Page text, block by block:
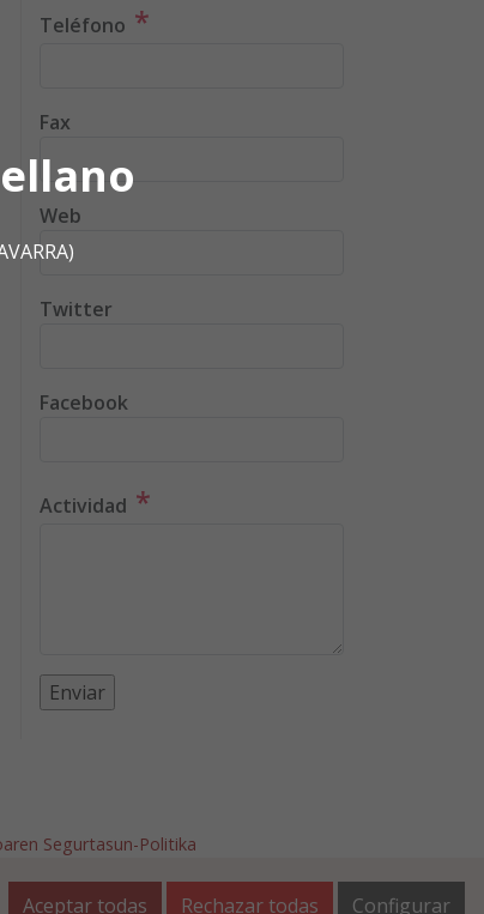
Teléfono *
Fax
Web
Twitter
Facebook
Actividad *
Segurtasun-Politika
Aceptar todas Rechazar todas Configurar